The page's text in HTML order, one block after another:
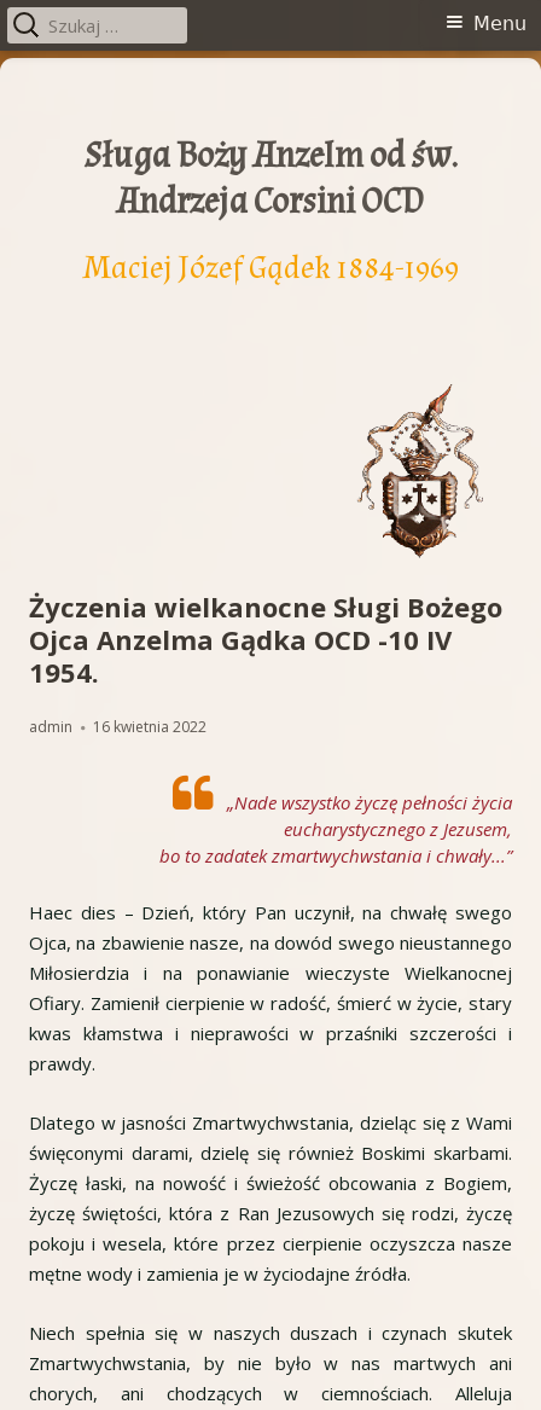
Przeskocz
Sługa Boży Anzelm od św.
Andrzeja Corsini OCD
Maciej Józef Gądek 1884-1969
Menu
główne
Menu
Szukaj:
Życzenia wielkanocne Sługi Bożego
Ojca Anzelma Gądka OCD -10 IV
1954.
Autor
admin Opublikowano
16 kwietnia 2022
„Nade wszystko życzę pełności życia
eucharystycznego z Jezusem,
bo to zadatek zmartwychwstania i chwały...”
Haec dies – Dzień, który Pan uczynił, na chwałę swego
Ojca, na zbawienie nasze, na dowód swego nieustannego
Miłosierdzia i na ponawianie wieczyste Wielkanocnej
Ofiary. Zamienił cierpienie w radość, śmierć w życie, stary
kwas kłamstwa i nieprawości w przaśniki szczerości i
prawdy.
Dlatego w jasności Zmartwychwstania, dzieląc się z Wami
święconymi darami, dzielę się również Boskimi skarbami.
Życzę łaski, na nowość i świeżość obcowania z Bogiem,
życzę świętości, która z Ran Jezusowych się rodzi, życzę
pokoju i wesela, które przez cierpienie oczyszcza nasze
mętne wody i zamienia je w życiodajne źródła.
Niech spełnia się w naszych duszach i czynach skutek
Zmartwychwstania, by nie było w nas martwych ani
chorych, ani chodzących w ciemnościach. Alleluja